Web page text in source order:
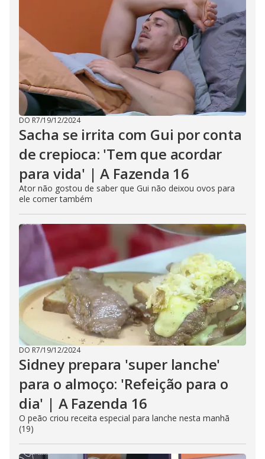
DO R7/19/12/2024
Sacha se irrita com Gui por conta
de crepioca: 'Tem que acordar
para vida' | A Fazenda 16
Ator não gostou de saber que Gui não deixou ovos para
ele comer também
DO R7/19/12/2024
Sidney prepara 'super lanche'
para o almoço: 'Refeição para o
dia' | A Fazenda 16
O peão criou receita especial para lanche nesta manhã
(19)